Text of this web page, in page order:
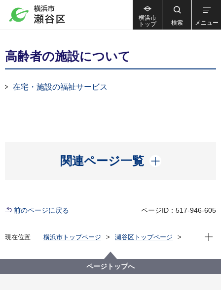
横浜市
トップ
検索 メニュー
高齢者の施設について
在宅・施設の福祉サービス
関連ページ一覧
開く
前のページに戻る ページID：517-946-605
現在位置 横浜市トップページ
瀬谷区トップページ
高齢者の施設について
現在
ページトップへ